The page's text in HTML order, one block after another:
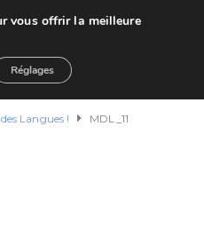
Langues ! MDL_11
vous offrir la meilleure
Réglages